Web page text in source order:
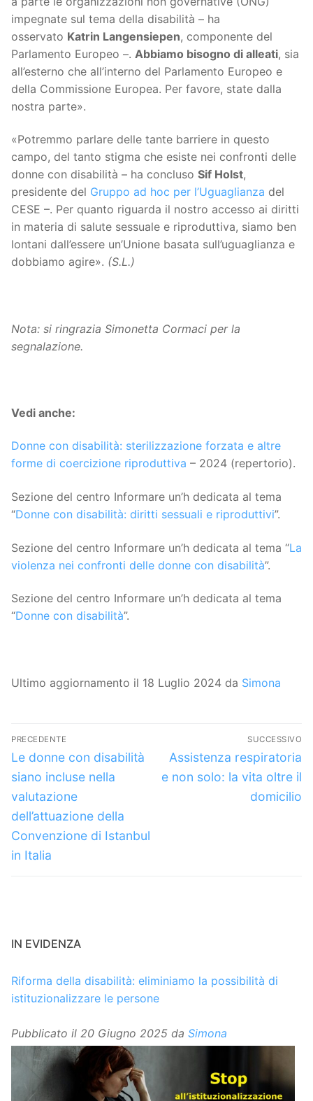
impegnate sul tema della disabilità – ha
osservato Katrin Langensiepen, componente del
Parlamento Europeo –. Abbiamo bisogno di alleati, sia
all’esterno che all’interno del Parlamento Europeo e
della Commissione Europea. Per favore, state dalla
nostra parte».
«Potremmo parlare delle tante barriere in questo
campo, del tanto stigma che esiste nei confronti delle
donne con disabilità – ha concluso Sif Holst,
presidente del Gruppo ad hoc per l’Uguaglianza del
CESE –. Per quanto riguarda il nostro accesso ai diritti
in materia di salute sessuale e riproduttiva, siamo ben
lontani dall’essere un’Unione basata sull’uguaglianza e
dobbiamo agire». (S.L.)
Nota: si ringrazia Simonetta Cormaci per la
segnalazione.
Vedi anche:
Donne con disabilità: sterilizzazione forzata e altre
forme di coercizione riproduttiva – 2024 (repertorio).
Sezione del centro Informare un’h dedicata al tema
“Donne con disabilità: diritti sessuali e riproduttivi”.
Sezione del centro Informare un’h dedicata al tema “La
violenza nei confronti delle donne con disabilità”.
Sezione del centro Informare un’h dedicata al tema
“Donne con disabilità”.
Ultimo aggiornamento il 18 Luglio 2024 da Simona
Navigazione
articoli
PRECEDENTE
Articolo
precedente:
Le donne con disabilità
siano incluse nella
valutazione
dell’attuazione della
Convenzione di Istanbul
in Italia
SUCCESSIVO
Articolo
successivo:
Assistenza respiratoria
e non solo: la vita oltre il
domicilio
IN EVIDENZA
Riforma della disabilità: eliminiamo la possibilità di
istituzionalizzare le persone
Pubblicato il 20 Giugno 2025 da Simona